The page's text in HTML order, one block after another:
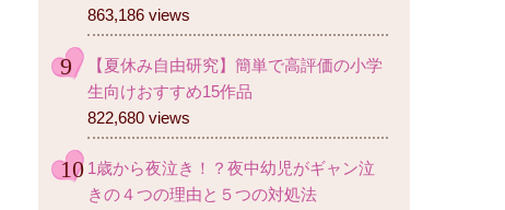
863,186 views
【夏休み自由研究】簡単で高評価の小学
生向けおすすめ15作品
822,680 views
1歳から夜泣き！？夜中幼児がギャン泣
きの４つの理由と５つの対処法